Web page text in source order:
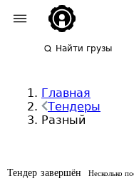
Найти грузы
Главная
Тендеры
Разный
Тендер завершён Несколько